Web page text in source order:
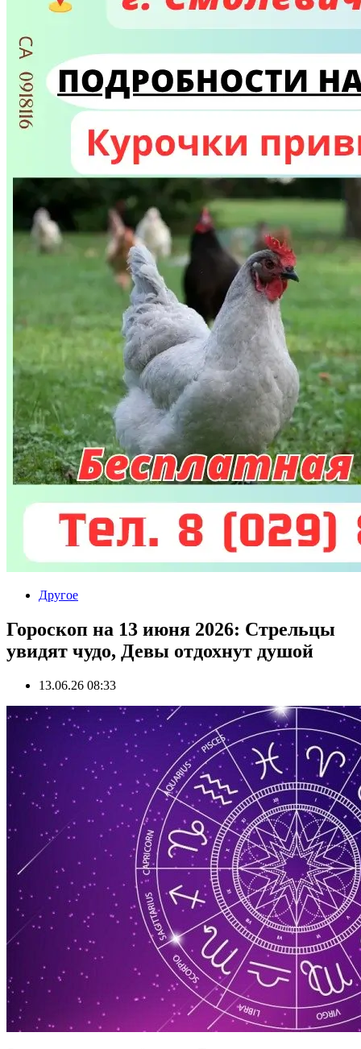
Другое
Гороскоп на 13 июня 2026: Стрельцы
увидят чудо, Девы отдохнут душой
13.06.26 08:33